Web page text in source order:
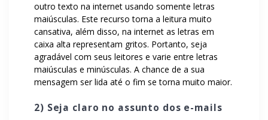
outro texto na internet usando somente letras
maiúsculas. Este recurso torna a leitura muito
cansativa, além disso, na internet as letras em
caixa alta representam gritos. Portanto, seja
agradável com seus leitores e varie entre letras
maiúsculas e minúsculas. A chance de a sua
mensagem ser lida até o fim se torna muito maior.
2) Seja claro no assunto dos e-mails